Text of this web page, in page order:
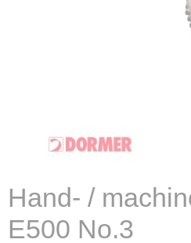
Hand- /
E500 No.3